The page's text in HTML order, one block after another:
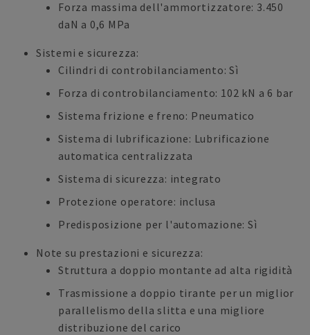
Forza massima dell'ammortizzatore: 3.450
daN a 0,6 MPa
Sistemi e sicurezza:
Cilindri di controbilanciamento: Sì
Forza di controbilanciamento: 102 kN a 6 bar
Sistema frizione e freno: Pneumatico
Sistema di lubrificazione: Lubrificazione
automatica centralizzata
Sistema di sicurezza: integrato
Protezione operatore: inclusa
Predisposizione per l'automazione: Sì
Note su prestazioni e sicurezza:
Struttura a doppio montante ad alta rigidità
Trasmissione a doppio tirante per un miglior
parallelismo della slitta e una migliore
distribuzione del carico